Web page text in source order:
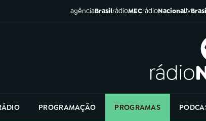
agênciaBrasilrádioMECrádioNacionaltv
PROGRAMAÇÃO PROGRAMAS